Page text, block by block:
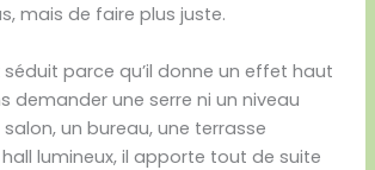
mais de faire plus juste.
séduit parce qu’il donne un effet haut
demander une serre ni un niveau
un bureau, une terrasse
lumineux, il apporte tout de suite